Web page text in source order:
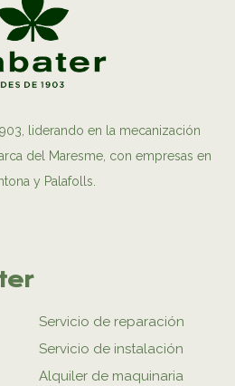
liderando en la mecanización
del Maresme, con empresas en
y Palafolls.
Servicio de reparación
Servicio de instalación
Alquiler de maquinaria